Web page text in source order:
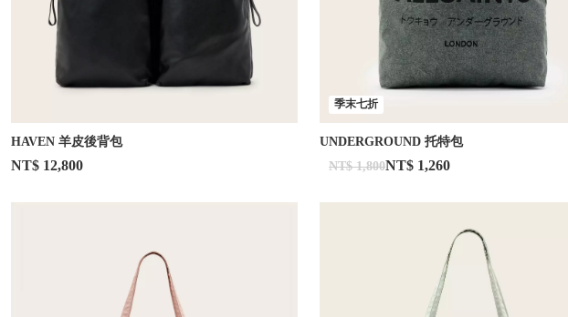
HAVEN 羊皮後背包
NT$ 12,800
季末七折
UNDERGROUND 托特包
NT$ 1,800NT$ 1,260